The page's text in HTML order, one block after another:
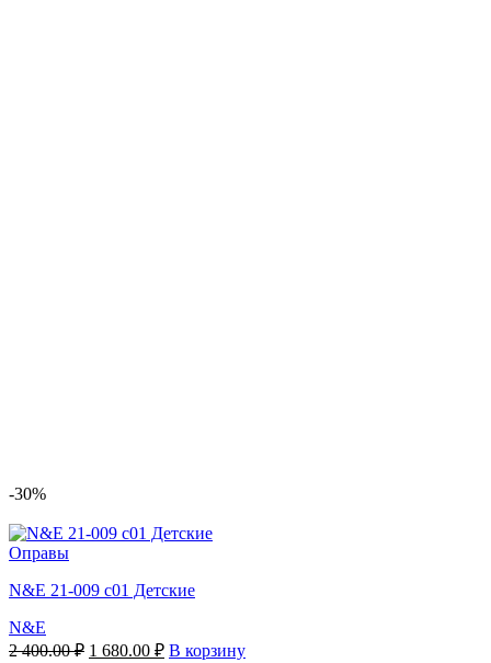
-30%
Оправы
N&E 21-009 c01 Детские
N&E
2 400.00₽ Первоначальная
1 680.00 ₽Текущая
В корзину